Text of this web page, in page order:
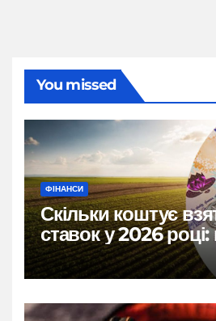
You missed
ФІНАНСИ
Скільки коштує
ставок у 2026
розбір цін, правил
каменів